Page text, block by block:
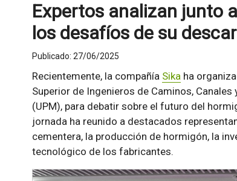
Expertos analizan junto
los desafíos de su
Publicado: 27/06/2025
Recientemente, la compañía Sikaha
Superior de Ingenieros de Caminos,
(UPM), para debatir sobre el futuro del
jornada ha reunido a destacados
cementera, la producción de hormigón, la
tecnológico de los fabricantes.